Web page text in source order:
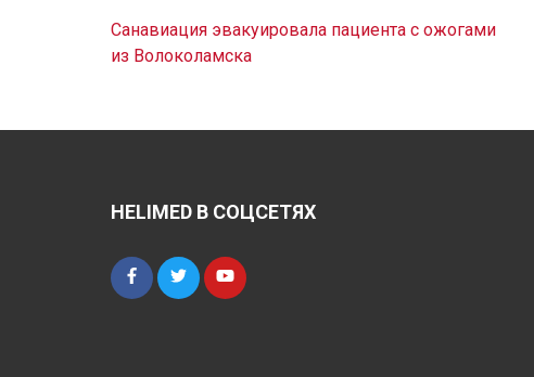
Навигация
по
Санавиация эвакуировала пациента c ожогами
из Волоколамска
HELIMED В СОЦСЕТЯХ